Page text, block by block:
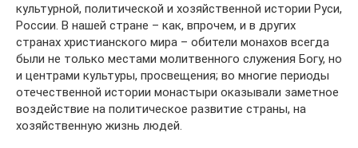
культурной, политической и хозяйственной истории Руси,
России. В нашей стране – как, впрочем, и в других
странах христианского мира – обители монахов всегда
были не только местами молитвенного служения Богу, но
и центрами культуры, просвещения; во многие периоды
отечественной истории монастыри оказывали заметное
воздействие на политическое развитие страны, на
хозяйственную жизнь людей.